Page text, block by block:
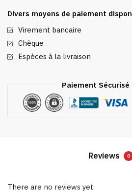
Divers moyens de paiement
Virement bancaire
Chèque
Espèces à la livraison
Paiement Sécurisé
Reviews 0
There are no reviews yet.